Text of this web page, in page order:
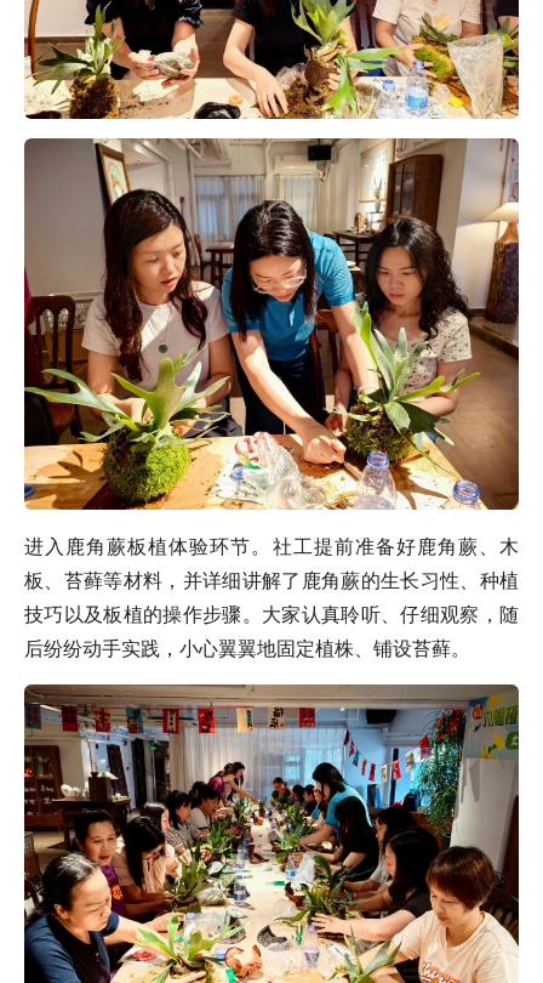
进入鹿角蕨板植体验环节。社工提前准备好鹿角蕨、木
板、苔藓等材料，并详细讲解了鹿角蕨的生长习性、种植
技巧以及板植的操作步骤。大家认真聆听、仔细观察，随
后纷纷动手实践，小心翼翼地固定植株、铺设苔藓。